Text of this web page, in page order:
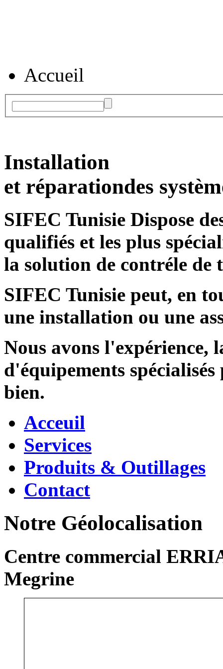
Accueil
Installation
et réparationdes
SIFEC Tunisie Dispose
qualifiés et les plus
la solution de contréle de
SIFEC Tunisie peut, en
une installation ou une
Nous avons l'expérience,
d'équipements
bien.
Acceuil
Services
Produits & Outillages
Contact
Notre Géolocalisation
Centre commercial
Megrine